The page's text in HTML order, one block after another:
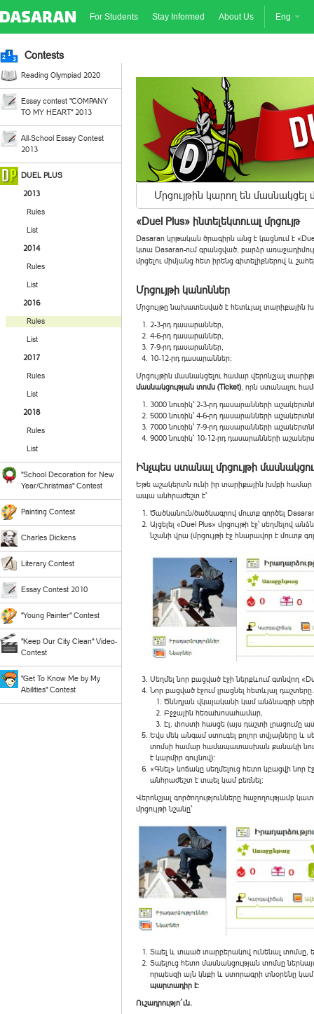
For Students Stay Informed About Us Eng
Contests
Reading Olympiad 2020
Essay contest "COMPANY
TO MY HEART" 2013
All-School Essay Contest
2013
DUEL PLUS
2013
Rules
List
2014
Rules
List
2016
Rules
List
2017
Rules
List
2018
Rules
List
"School Decoration for New
Year/Christmas" Contest
Painting Contest
Charles Dickens
Literary Contest
Essay Contest 2010
"Young Painter" Contest
"Keep Our City Clean" Video-
Contest
"Get To Know Me by My
Abilities" Contest
Մրցույթին կարող են մասնակցել
«Duel Plus» ինտելեկտուալ մրցույթ
Dasaran կրթական ծրագիրն անց է կացնում է
կտա Dasaran-ում գրանցված, բարձր
մրցելու միմյանց հետ իրենց գիտելիքներով և
Մրցույթի կանոններ
Մրցույթը նախատեսված է հետևյալ տարիքային
2-3-րդ դասարաններ,
4-6-րդ դասարաններ,
7-9-րդ դասարաններ,
10-12-րդ դասարաններ:
Մրցույթին մասնակցելու համար վերոնշյալ
մասնակցության տոմս (Ticket), որն ստանալու
3000 նուռիկ՝ 2-3-րդ դասարանների
5000 նուռիկ՝ 4-6-րդ դասարանների
7000 նուռիկ՝ 7-9-րդ դասարանների
9000 նուռիկ՝ 10-12-րդ դասարանների
Ինչպես ստանալ մրցույթի
Եթե աշակերտն ունի իր տարիքային խմբի
ապա անհրաժեշտ է՝
Ծածկանուն/ծածկագրով մուտք գործել
Այցելել «Duel Plus» մրցույթի էջ՝ սեղմելով
նշանի վրա (մրցույթի էջ հնարավոր է մուտք
Սեղմել նոր բացված էջի ներքևում գտնվող
Նոր բացված էջում լրացնել հետևյալ դաշտերը.
Ծննդյան վկայականի կամ անձնագրի
Բջջային հեռախոսահամար,
Էլ. փոստի հասցե (այս դաշտի լրացումը
Եվս մեկ անգամ ստուգել բոլոր տվյալները և
տոմսի համար համապատասխան քանակի
է կարմիր գույնով):
«Գնել» կոճակը սեղմելուց հետո կբացվի
անհրաժեշտ է տպել կամ բեռնել:
Վերոնշյալ գործողությունները հաջողությամբ
մրցույթի նշանը՝
Տպել և տպած տարբերակով ունենալ տոմսը,
Տպելուց հետո մասնակցության տոմսը
որպեսզի այն կնքի և ստորագրի տնօրենը
պարտադիր է:
Ուշադրությո´ւն.